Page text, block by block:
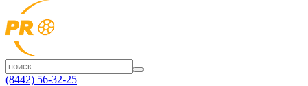
(8442) 56-32-25